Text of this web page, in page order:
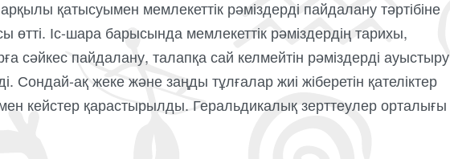
қатысуымен мемлекеттік рәміздерді пайдалану тәртібіне
өтті. Іс-шара барысында мемлекеттік рәміздердің тарихы,
сәйкес пайдалану, талапқа сай келмейтін рәміздерді ауыстыру
Сондай-ақ жеке және заңды тұлғалар жиі жіберетін қателіктер
кейстер қарастырылды. Геральдикалық зерттеулер орталығы